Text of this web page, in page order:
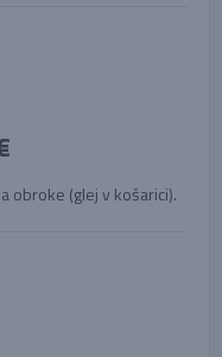
obroke (glej v košarici).